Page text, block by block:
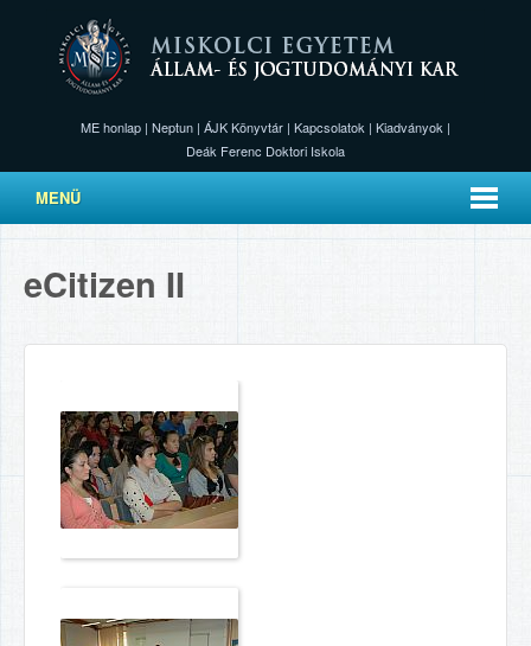
ME honlap | Neptun | ÁJK Könyvtár | Kapcsolatok | Kiadványok |
Deák Ferenc Doktori Iskola
MENÜ
eCitizen II